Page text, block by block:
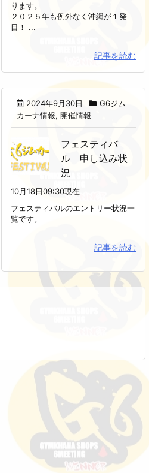
ります。
２０２５年も例外なく沖縄が１発
目！ ...
記事を読む
2024年9月30日
G6ジム
カーナ情報,開催情報
フェスティバ
ル 申し込み状
況
10月18日09:30現在
フェスティバルのエントリー状況一
覧です。
記事を読む